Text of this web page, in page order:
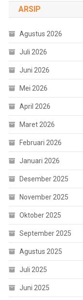
ARSIP
Agustus 2026
Juli 2026
Juni 2026
Mei 2026
April 2026
Maret 2026
Februari 2026
Januari 2026
Desember 2025
November 2025
Oktober 2025
September 2025
Agustus 2025
Juli 2025
Juni 2025